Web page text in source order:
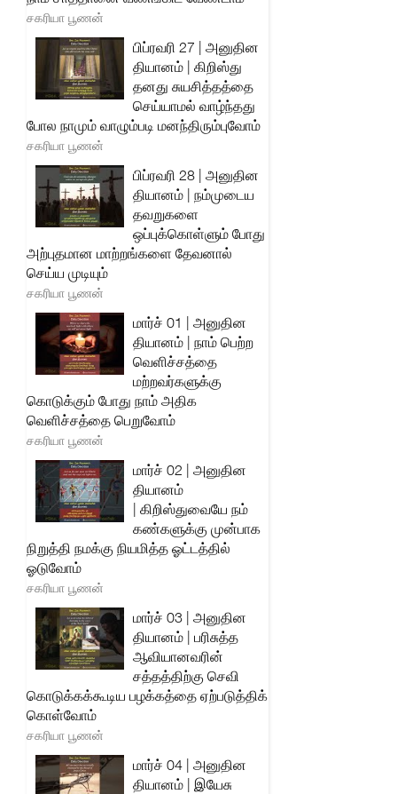
சகரியா பூணன்
பிப்ரவரி 27 | அனுதின
தியானம் | கிறிஸ்து
தனது சுயசித்தத்தை
செய்யாமல் வாழ்ந்தது
போல நாமும் வாழும்படி மனந்திரும்புவோம்
சகரியா பூணன்
பிப்ரவரி 28 | அனுதின
தியானம் | நம்முடைய
தவறுகளை
ஒப்புக்கொள்ளும் போது
அற்புதமான மாற்றங்களை தேவனால்
செய்ய முடியும்
சகரியா பூணன்
மார்ச் 01 | அனுதின
தியானம் | நாம் பெற்ற
வெளிச்சத்தை
மற்றவர்களுக்கு
கொடுக்கும் போது நாம் அதிக
வெளிச்சத்தை பெறுவோம்
சகரியா பூணன்
மார்ச் 02 | அனுதின
தியானம்
| கிறிஸ்துவையே நம்
கண்களுக்கு முன்பாக
நிறுத்தி நமக்கு நியமித்த ஓட்டத்தில்
ஓடுவோம்
சகரியா பூணன்
மார்ச் 03 | அனுதின
தியானம் | பரிசுத்த
ஆவியானவரின்
சத்தத்திற்கு செவி
கொடுக்கக்கூடிய பழக்கத்தை ஏற்படுத்திக்
கொள்வோம்
சகரியா பூணன்
மார்ச் 04 | அனுதின
தியானம் | இயேசு